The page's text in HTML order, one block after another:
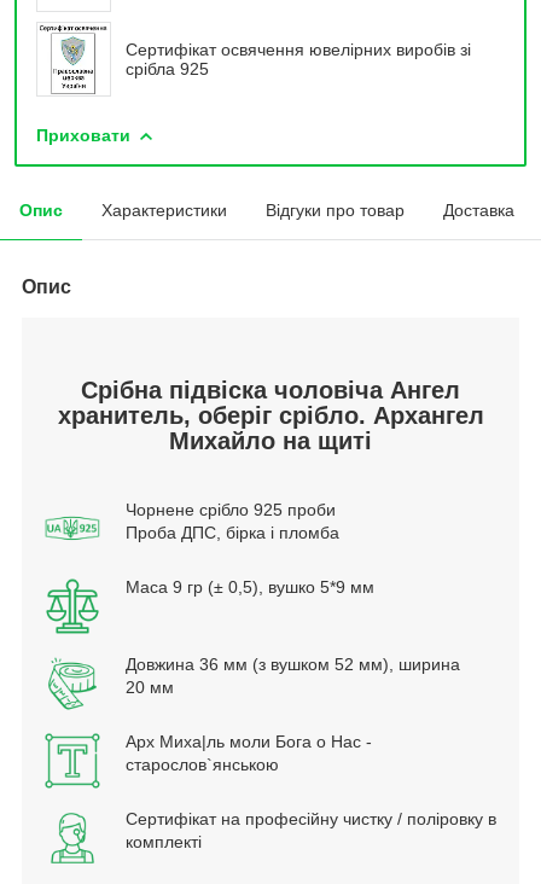
Сертифікат освячення ювелірних виробів зі
срібла 925
Приховати
Опис Характеристики Відгуки про товар Доставка
Опис
Cрібна підвіска чоловіча Ангел
хранитель, оберіг срібло. Архангел
Михайло на щиті
Чорнене срібло 925 проби
Проба ДПС, бірка і пломба
Маса 9 гр (± 0,5), вушко 5*9 мм
Довжина 36 мм (з вушком 52 мм), ширина
20 мм
Арх Миха|ль моли Бога о Нас -
старослов`янською
Сертифікат на професійну чистку / поліровку в
комплекті